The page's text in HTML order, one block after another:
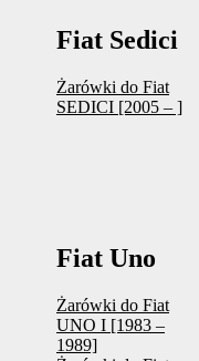
Fiat Sedici
Żarówki do Fiat
SEDICI [2005 – ]
Fiat Uno
Żarówki do Fiat
UNO I [1983 –
1989]